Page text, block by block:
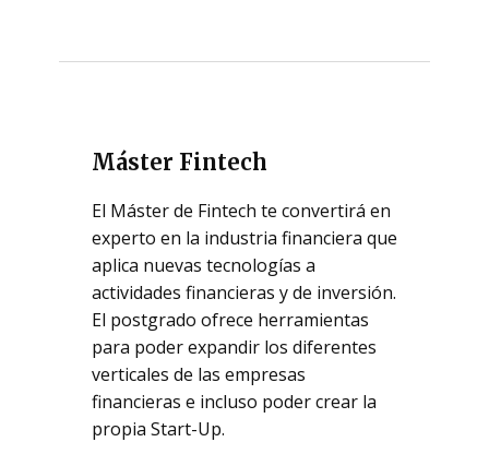
Máster Fintech
El Máster de Fintech te convertirá en
experto en la industria financiera que
aplica nuevas tecnologías a
actividades financieras y de inversión.
El postgrado ofrece herramientas
para poder expandir los diferentes
verticales de las empresas
financieras e incluso poder crear la
propia Start-Up.